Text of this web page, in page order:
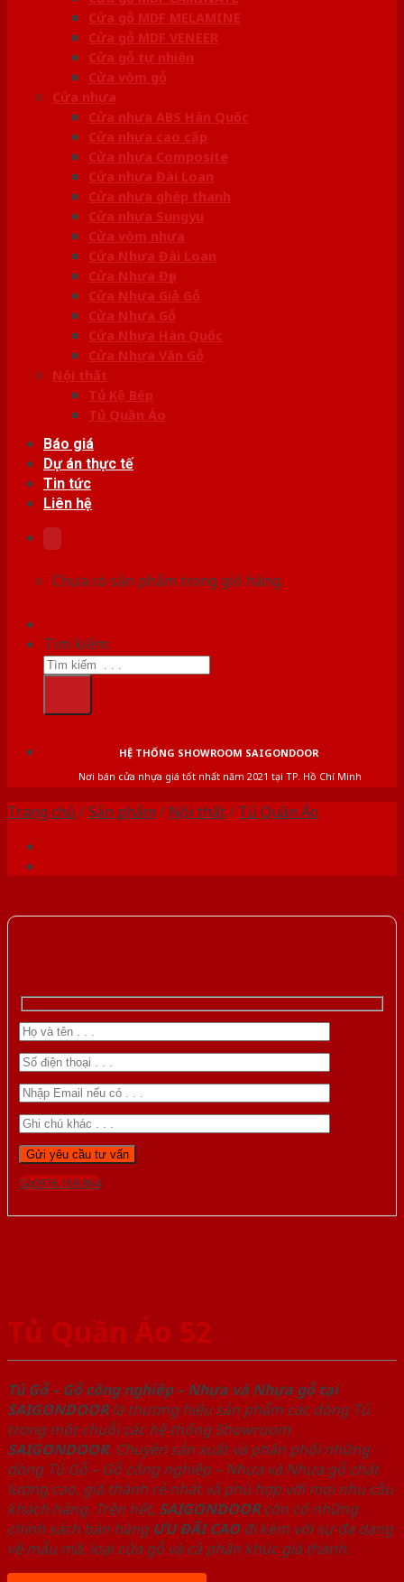
Cửa gỗ MDF MELAMINE
Cửa gỗ MDF VENEER
Cửa gỗ tự nhiên
Cửa vòm gỗ
Cửa nhựa
Cửa nhựa ABS Hàn Quốc
Cửa nhựa cao cấp
Cửa nhựa Composite
Cửa nhựa Đài Loan
Cửa nhựa ghép thanh
Cửa nhựa Sungyu
Cửa vòm nhựa
Cửa Nhựa Đài Loan
Cửa Nhựa Đẹp
Cửa Nhựa Giả Gỗ
Cửa Nhựa Gỗ
Cửa Nhựa Hàn Quốc
Cửa Nhựa Vân Gỗ
Nội thất
Tủ Kệ Bếp
Tủ Quần Áo
Báo giá
Dự án thực tế
Tin tức
Liên hệ
Chưa có sản phẩm trong giỏ hàng.
Tìm kiếm:
HỆ THỐNG SHOWROOM SAIGONDOOR
Nơi bán cửa nhựa giá tốt nhất năm 2021 tại TP. Hồ Chí Minh
Trang chủ /Sản phẩm / Nội thất/ Tủ Quần Áo
Gọi 0976.169.864
Tủ Quần Áo 52
Tủ Gỗ – Gỗ công nghiêp – Nhựa và Nhựa gỗ tại
SAIGONDOORlà thương hiệu sản phẩm các dòng Tủ
trong một chuỗi các hệ thống Showroom
SAIGONDOOR. Chuyên sản xuất và phân phối những
dòng Tủ Gỗ – Gỗ công nghiêp – Nhựa và Nhựa gỗ chất
lượng cao, giá thành rẻ nhất và phù hợp với mọi nhu cầu
khách hàng. Trên hết, SAIGONDOORcòn có những
chính sách bán hàng ƯU ĐÃI CAOđi kèm với sự đa dạng
về mẫu mã, loại cửa gỗ và cả phân khúc giá thành.